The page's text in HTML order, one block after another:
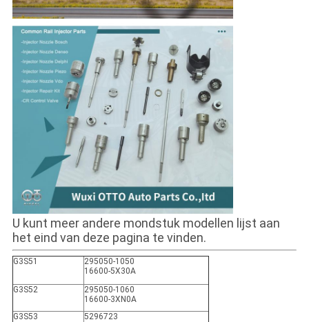
U kunt meer andere mondstuk modellen lijst aan
het eind van deze pagina te vinden.
G3S51
295050-1050
16600-5X30A
G3S52
295050-1060
16600-3XN0A
G3S53
5296723